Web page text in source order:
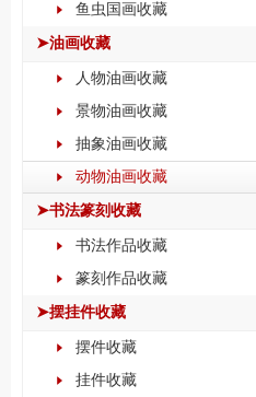
鱼虫国画收藏
➤油画收藏
人物油画收藏
景物油画收藏
抽象油画收藏
动物油画收藏
➤书法篆刻收藏
书法作品收藏
篆刻作品收藏
➤摆挂件收藏
摆件收藏
挂件收藏